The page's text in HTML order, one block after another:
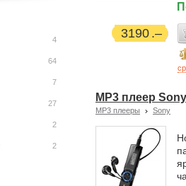
3190
MP3 плеер
MP3 плееры Sony
4
64
7
27
2
2